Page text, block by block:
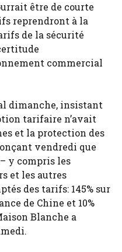
être de courte
reprendront à la
de la sécurité
commercial
dimanche, insistant
tarifaire n’avait
et la protection des
vendredi que
y compris les
et les autres
des tarifs: 145% sur
de Chine et 10%
Blanche a